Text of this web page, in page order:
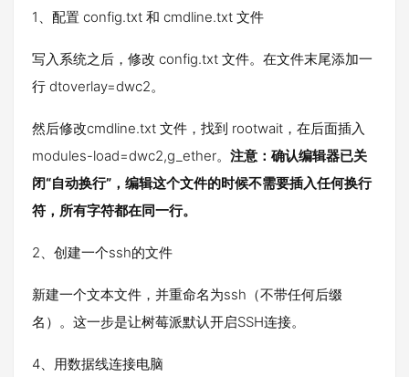
1、配置 config.txt 和 cmdline.txt 文件
写入系统之后，修改 config.txt 文件。在文件末尾添加一
行 dtoverlay=dwc2。
然后修改cmdline.txt 文件，找到 rootwait，在后面插入
modules-load=dwc2,g_ether。 注意：确认编辑器已关
闭“自动换行”，编辑这个文件的时候不需要插入任何换行
符，所有字符都在同一行。
2、创建一个ssh的文件
新建一个文本文件，并重命名为ssh（不带任何后缀
名）。这一步是让树莓派默认开启SSH连接。
4、用数据线连接电脑